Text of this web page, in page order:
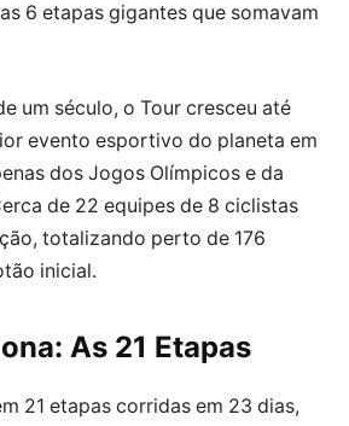
6 etapas gigantes que somavam
um século, o Tour cresceu até
evento esportivo do planeta em
dos Jogos Olímpicos e da
de 22 equipes de 8 ciclistas
totalizando perto de 176
inicial.
As 21 Etapas
21 etapas corridas em 23 dias,